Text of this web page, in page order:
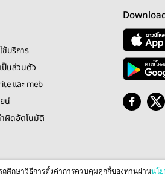
ช้บริการ
ป็นส่วนตัว
และ meb
น์
ผิดอัตโนมัติ
Public Company Limited
ศึกษาวิธีการตั้งค่าการควบคุมคุกกี้ของท่านผ่านนโ